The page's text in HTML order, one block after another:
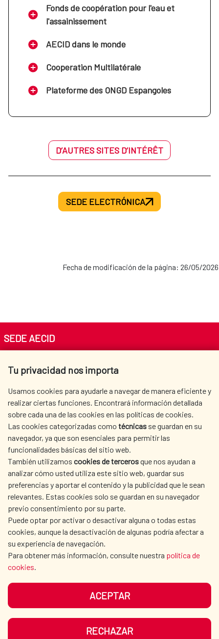
Fonds de coopération pour l'eau et
l'assainissement
AECID dans le monde
Cooperation Multilatérale
Plateforme des ONGD Espangoles
D’AUTRES SITES D’INTÉRÊT
SEDE ELECTRÓNICA
Fecha de modificación de la página: 26/05/2026
Tu privacidad nos importa
Usamos cookies para ayudarle a navegar de manera eficiente y
realizar ciertas funciones. Encontrará información detallada
sobre cada una de las cookies en las políticas de cookies.
Las cookies categorizadas como técnicas se guardan en su
navegador, ya que son esenciales para permitir las
funcionalidades básicas del sitio web.
También utilizamos cookies de tercerosque nos ayudan a
analizar cómo usted utiliza este sitio web, guardar sus
preferencias y aportar el contenido y la publicidad que le sean
relevantes. Estas cookies solo se guardan en su navegador
previo consentimiento por su parte.
Puede optar por activar o desactivar alguna o todas estas
cookies, aunque la desactivación de algunas podría afectar a
su experiencia de navegación.
Para obtener más información, consulte nuestra política de
cookies.
ACEPTAR
RECHAZAR
SEDE AECID
Tel. +34 900 20 30 54​​​​​​​
AECID
OÙ NOUS COOPÉRONS
L'ACTION HUMANITAIRE
ESPAGNOLE
SALLE DE PRESSE
CULTURE ET SCIENCE BIBLIOTHÈQUE
NOS RÉSEAUX SOCIAUX
PROTECTION DES DONNÉES
PLAN DU SITE